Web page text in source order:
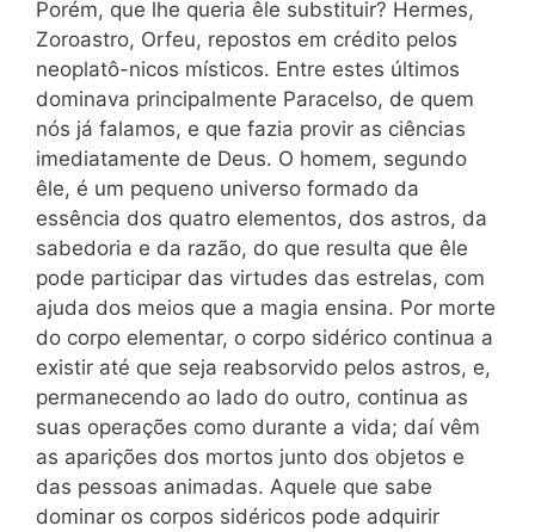
Porém, que lhe queria êle substituir? Hermes,
Zoroastro, Orfeu, repostos em crédito pelos
neoplatô-nicos místicos. Entre estes últimos
dominava principalmente Paracelso, de quem
nós já falamos, e que fazia provir as ciências
imediatamente de Deus. O homem, segundo
êle, é um pequeno universo formado da
essência dos quatro elementos, dos astros, da
sabedoria e da razão, do que resulta que êle
pode participar das virtudes das estrelas, com
ajuda dos meios que a magia ensina. Por morte
do corpo elementar, o corpo sidérico continua a
existir até que seja reabsorvido pelos astros, e,
permanecendo ao lado do outro, continua as
suas operações como durante a vida; daí vêm
as aparições dos mortos junto dos objetos e
das pessoas animadas. Aquele que sabe
dominar os corpos sidéricos pode adquirir